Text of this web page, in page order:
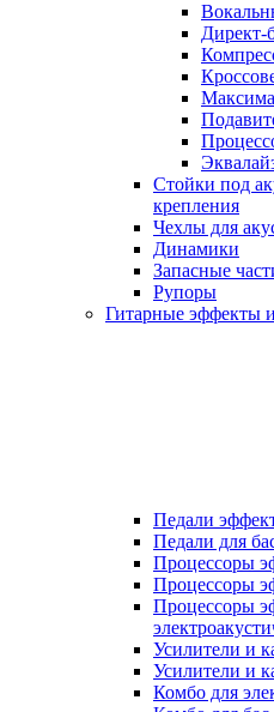
Директ-
Стойки под
крепления
Чехлы для
Динамики
Запасные
Рупоры
Гитарные эффекты
Педали
Педали для
Процессоры
Процессоры
Процессоры
Усилители и
Усилители и
Комбо для